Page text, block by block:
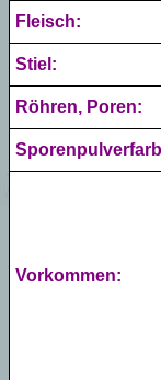
Fleisch:
Stiel:
Röhren, Poren:
Vorkommen: